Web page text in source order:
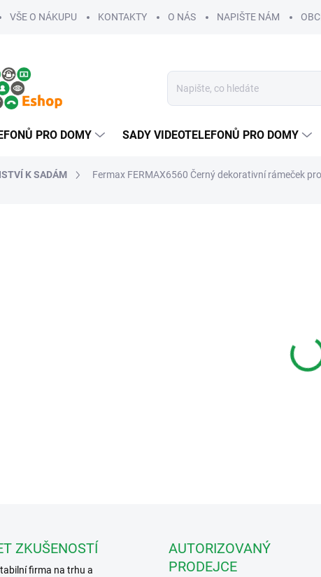
VŠE O NÁKUPU KONTAKTY O NÁS NAPIŠTE NÁM
PRO DOMY SADY VIDEOTELEFONŮ PRO DOMY
K SADÁM Fermax FERMAX6560 Černý dekorativní rámeček
ZKUŠENOSTÍ
firma na trhu a
AUTORIZOVANÝ
PRODEJCE